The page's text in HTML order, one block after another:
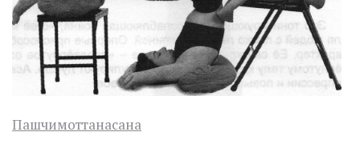
Пашчимоттанасана